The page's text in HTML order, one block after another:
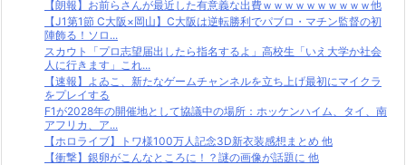
【朗報】お前らさんが最近した有意義な出費ｗｗｗｗｗｗｗｗｗｗ他
【J1第1節 C大阪×岡山】C大阪は逆転勝利でパブロ・マチン監督の初
陣飾る！ソロ...
スカウト「プロ志望届出したら指名するよ」高校生「いえ大学か社会
人に行きます」これ...
【速報】よゐこ、新たなゲームチャンネルを立ち上げ最初にマイクラ
をプレイする
F1が2028年の開催地として協議中の場所：ホッケンハイム、タイ、南
アフリカ、ア...
【ホロライブ】トワ様100万人記念3D新衣装感想まとめ 他
【衝撃】銀卵がこんなところに！？謎の画像が話題に 他